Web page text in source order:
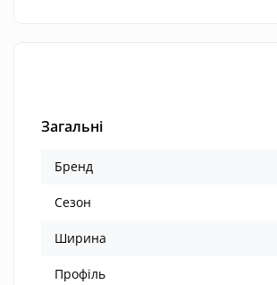
Загальні
Бренд
Сезон
Ширина
Профіль